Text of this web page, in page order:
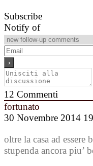
Subscribe
Notify of
12 Commenti
fortunato
30 Novembre 2014
oltre la casa ad essere
stupenda ancora